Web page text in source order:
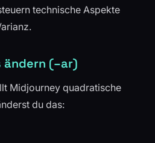
technische Aspekte
(–ar)
Midjourney quadratische
du das: